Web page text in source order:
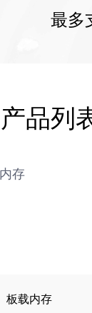
最多
产品列
存
板载内存